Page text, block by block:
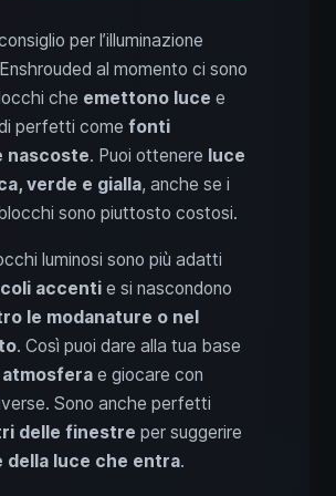
per l’illuminazione
al momento ci sono
che emettono luce e
perfetti come fonti
nascoste. Puoi ottenere luce
verde e gialla, anche se i
sono piuttosto costosi.
luminosi sono più adatti
accenti e si nascondono
le modanature o nel
. Così puoi dare alla tua base
atmosfera e giocare con
Sono anche perfetti
delle finestre per suggerire
della luce che entra.